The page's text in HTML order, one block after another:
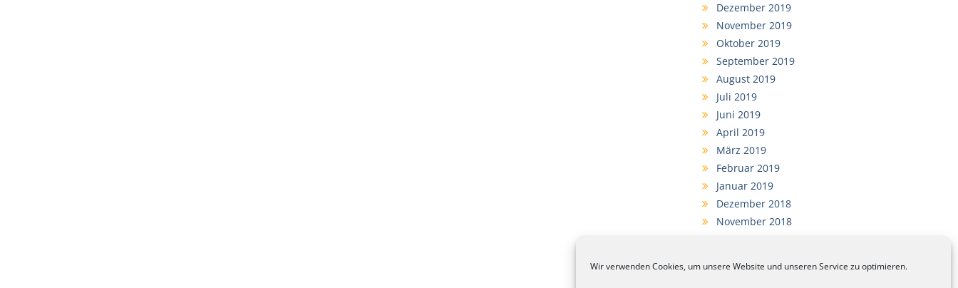
Wir verwenden Cookies, um unsere Website und unseren Service zu optimieren.
Dezember 2019
November 2019
Oktober 2019
September 2019
August 2019
Juli 2019
Juni 2019
April 2019
März 2019
Februar 2019
Januar 2019
Dezember 2018
November 2018